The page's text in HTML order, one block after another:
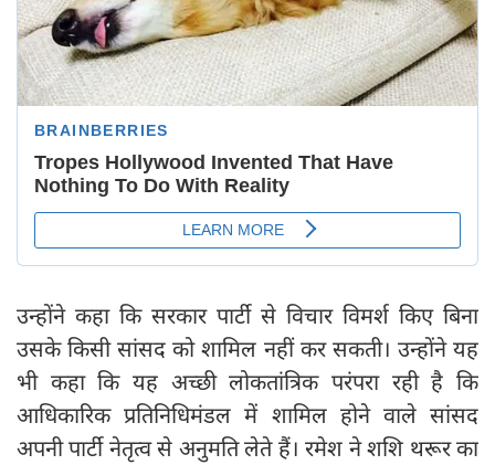
उन्होंने कहा कि सरकार पार्टी से विचार विमर्श किए बिना
उसके किसी सांसद को शामिल नहीं कर सकती। उन्होंने यह
भी कहा कि यह अच्छी लोकतांत्रिक परंपरा रही है कि
आधिकारिक प्रतिनिधिमंडल में शामिल होने वाले सांसद
अपनी पार्टी नेतृत्व से अनुमति लेते हैं। रमेश ने शशि थरूर का